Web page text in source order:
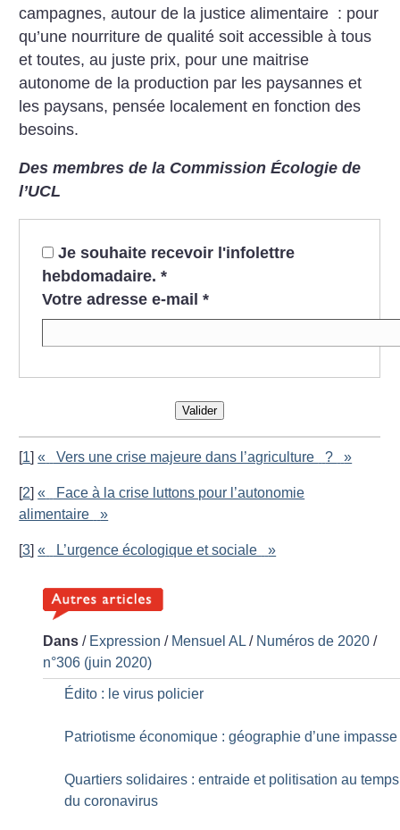
campagnes, autour de la justice alimentaire : pour
qu’une nourriture de qualité soit accessible à tous
et toutes, au juste prix, pour une maitrise
autonome de la production par les paysannes et
les paysans, pensée localement en fonction des
besoins.
Des membres de la Commission Écologie de
l’UCL
Je souhaite recevoir l'infolettre
hebdomadaire. *
Votre adresse e-mail *
Valider
[1]« Vers une crise majeure dans l’agriculture ? »
[2]«
Face à la crise luttons pour l’autonomie
alimentaire
»
[3]« L’urgence écologique et sociale »
Dans / Expression / Mensuel AL / Numéros de 2020 /
n°306 (juin 2020)
Édito : le virus policier
Patriotisme économique : géographie d’une impasse
Quartiers solidaires : entraide et politisation au temps
du coronavirus